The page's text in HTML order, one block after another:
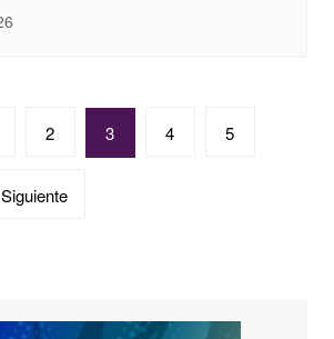
2 3 4 5
Siguiente